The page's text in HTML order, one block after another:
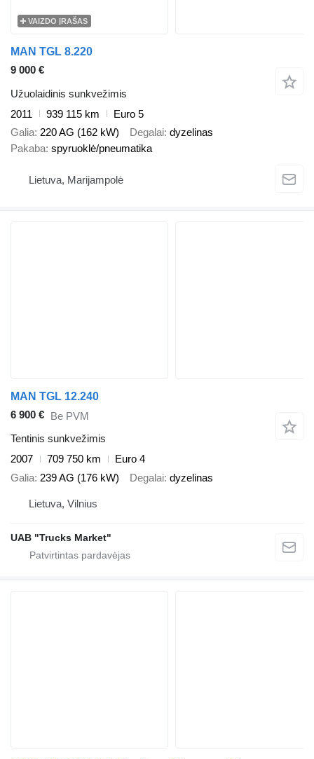
VAIZDO ĮRAŠAS
MAN TGL 8.220
9 000 €
Užuolaidinis sunkvežimis
2011
939 115 km
Euro 5
Galia 220 AG (162 kW) Degalai dyzelinas
Pakaba spyruoklė/pneumatika
Lietuva, Marijampolė
MAN TGL 12.240
6 900 € Be PVM
Tentinis sunkvežimis
2007
709 750 km
Euro 4
Galia 239 AG (176 kW) Degalai dyzelinas
Lietuva, Vilnius
UAB "Trucks Market"